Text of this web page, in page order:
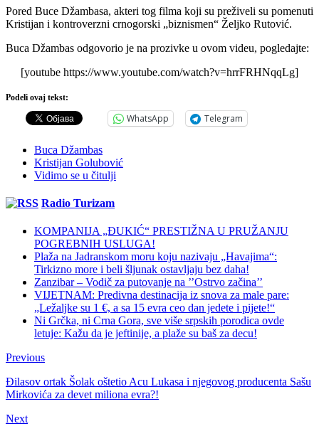
Pored Buce Džambasa, akteri tog filma koji su preživeli su pomenuti
Kristijan i kontroverzni crnogorski „biznismen“ Željko Rutović.
Buca Džambas odgovorio je na prozivke u ovom videu, pogledajte:
[youtube https://www.youtube.com/watch?v=hrrFRHNqqLg]
Podeli ovaj tekst:
WhatsApp Telegram
Buca Džambas
Kristijan Golubović
Vidimo se u čitulji
Radio Turizam
KOMPANIJA „ĐUKIĆ“ PRESTIŽNA U PRUŽANJU
POGREBNIH USLUGA!
Plaža na Jadranskom moru koju nazivaju „Havajima“:
Tirkizno more i beli šljunak ostavljaju bez daha!
Zanzibar – Vodič za putovanje na ’’Ostrvo začina’’
VIJETNAM: Predivna destinacija iz snova za male pare:
„Ležaljke su 1 €, a sa 15 evra ceo dan jedete i pijete!“
Ni Grčka, ni Crna Gora, sve više srpskih porodica ovde
letuje: Kažu da je jeftinije, a plaže su baš za decu!
Previous
Đilasov ortak Šolak oštetio Acu Lukasa i njegovog producenta Sašu
Mirkovića za devet miliona evra?!
Next